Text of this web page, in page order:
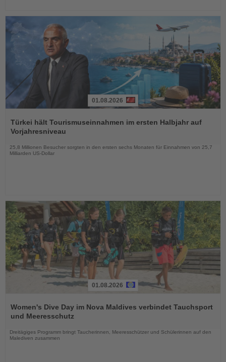
Sie
die
Nachrichten
01.08.2026
Türkei hält Tourismuseinnahmen im ersten Halbjahr auf
Vorjahresniveau
25,8 Millionen Besucher sorgten in den ersten sechs Monaten für Einnahmen von 25,7
Milliarden US-Dollar
Sie
die
01.08.2026
Women's Dive Day im Nova Maldives verbindet Tauchsport
und Meeresschutz
Dreitägiges Programm bringt Taucherinnen, Meeresschützer und Schülerinnen auf den
Malediven zusammen